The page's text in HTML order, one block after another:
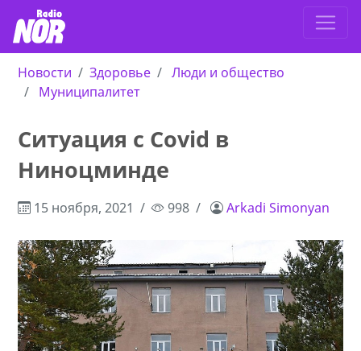
Новости Здоровье
Люди и общество
Муниципалитет
Ситуация с Covid в
Ниноцминде
15 ноября, 2021 998 Arkadi Simonyan